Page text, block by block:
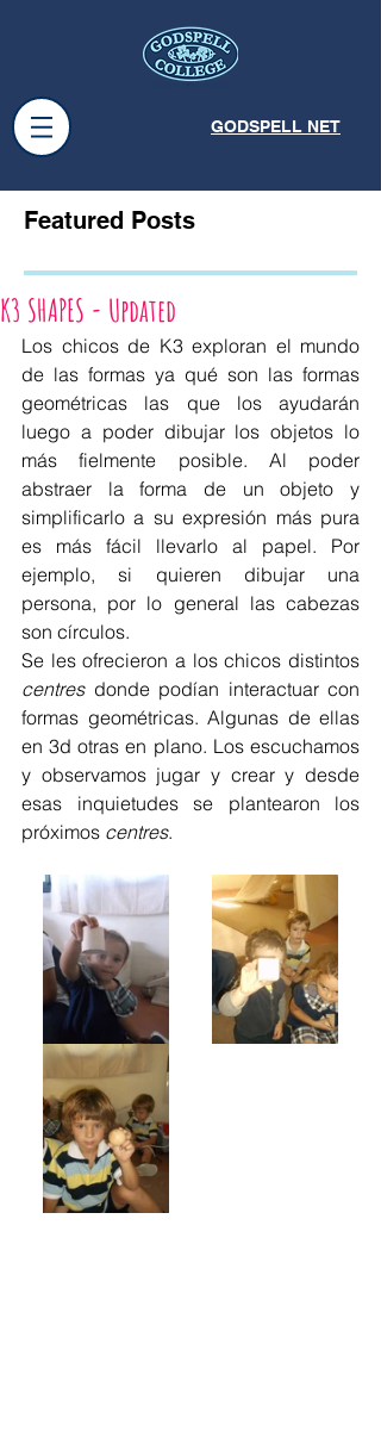
GODSPELL NET
Featured Posts
K3 SHAPES - Updated
Los chicos de K3 exploran el mundo
de las formas ya qué son las formas
geométricas las que los ayudarán
luego a poder dibujar los objetos lo
más fielmente posible. Al poder
abstraer la forma de un objeto y
simplificarlo a su expresión más pura
es más fácil llevarlo al papel. Por
ejemplo, si quieren dibujar una
persona, por lo general las cabezas
son círculos.
centres donde podían interactuar con
formas geométricas. Algunas de ellas
en 3d otras en plano. Los escuchamos
y observamos jugar y crear y desde
esas inquietudes se plantearon los
próximos centres.